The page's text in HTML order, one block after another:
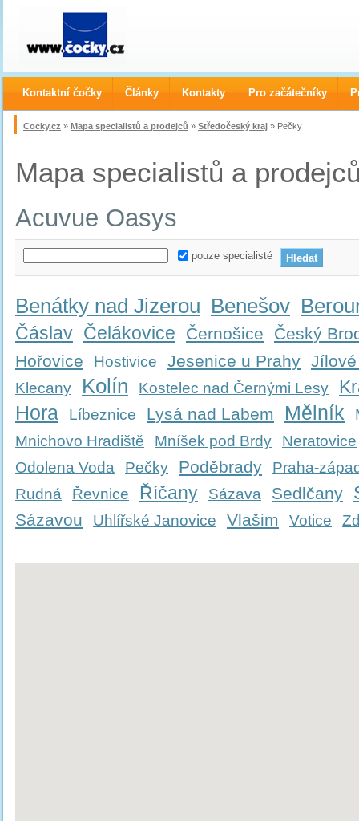
Cocky.cz » Mapa specialistů a prodejců » Středočeský kraj » Pečky
Mapa specialistů a
Acuvue Oasys
pouze specialisté
Benátky nad Jizerou Benešov
Čáslav Čelákovice Černošice
Český
Hořovice
Hostivice Jesenice u Prahy
Klecany Kolín Kostelec nad Černými Lesy
Hora Líbeznice Lysá nad Labem Mělník
Mnichovo Hradiště
Mníšek pod Brdy
Neratovice
Odolena Voda
Pečky Poděbrady
Praha-
Rudná
Řevnice Říčany Sázava Sedlčany
Sázavou Uhlířské Janovice Vlašim Votice
Kontaktní čočky Články Kontakty Pro začátečníky